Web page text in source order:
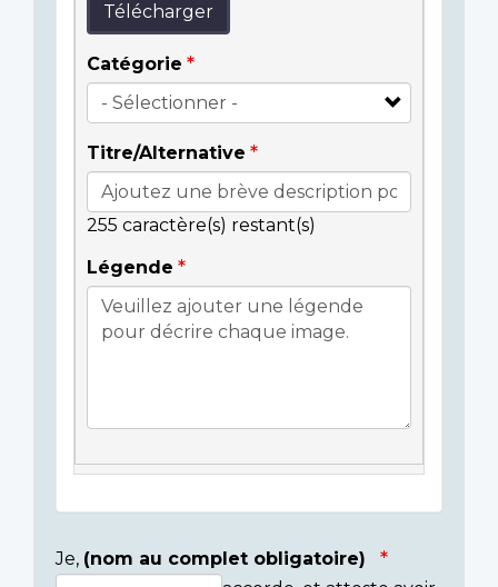
Télécharger
Catégorie
Titre/Alternative
255 caractère(s) restant(s)
Légende
Je, (nom au complet obligatoire)